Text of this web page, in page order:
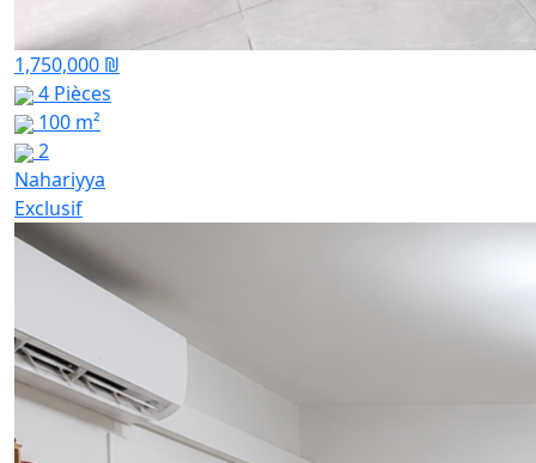
1,750,000 ₪
4 Pièces
100 m²
2
Nahariyya
Exclusif